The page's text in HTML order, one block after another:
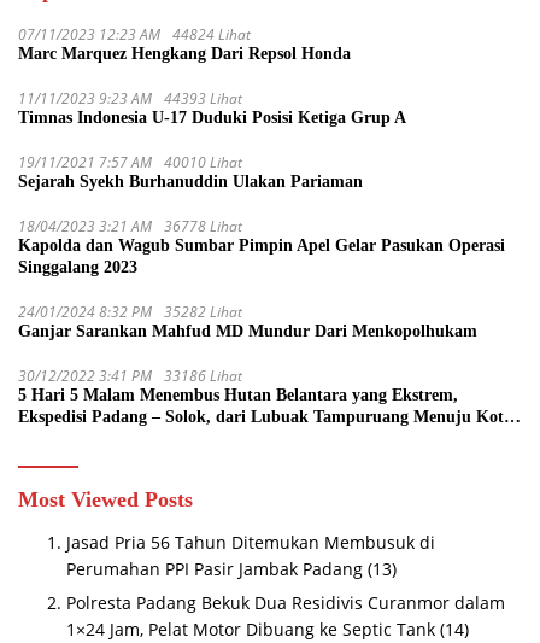
07/11/2023 12:23 AM 44824 Lihat
Marc Marquez Hengkang Dari Repsol Honda
11/11/2023 9:23 AM 44393 Lihat
Timnas Indonesia U-17 Duduki Posisi Ketiga Grup A
19/11/2021 7:57 AM 40010 Lihat
Sejarah Syekh Burhanuddin Ulakan Pariaman
18/04/2023 3:21 AM 36778 Lihat
Kapolda dan Wagub Sumbar Pimpin Apel Gelar Pasukan Operasi
Singgalang 2023
24/01/2024 8:32 PM 35282 Lihat
Ganjar Sarankan Mahfud MD Mundur Dari Menkopolhukam
30/12/2022 3:41 PM 33186 Lihat
5 Hari 5 Malam Menembus Hutan Belantara yang Ekstrem,
Ekspedisi Padang – Solok, dari Lubuak Tampuruang Menuju Koto
Most Viewed Posts
Jasad Pria 56 Tahun Ditemukan Membusuk di
Perumahan PPI Pasir Jambak Padang (13)
Polresta Padang Bekuk Dua Residivis Curanmor dalam
1×24 Jam, Pelat Motor Dibuang ke Septic Tank (14)